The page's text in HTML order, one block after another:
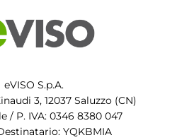
eVISO S.p.A.
3, 12037 Saluzzo (CN)
/ P. IVA: 0346 8380 047
YQKBMIA